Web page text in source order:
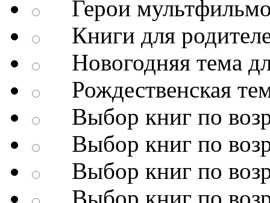
Герои
Книги для
Новогодняя тема
Рождественская
Выбор книг по
Выбор книг по
Выбор книг по